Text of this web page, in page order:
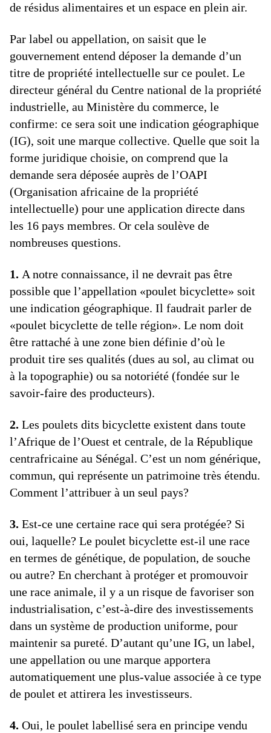
de résidus alimentaires et un espace en plein air.
Par label ou appellation, on saisit que le
gouvernement entend déposer la demande d’un
titre de propriété intellectuelle sur ce poulet. Le
directeur général du Centre national de la propriété
industrielle, au Ministère du commerce, le
confirme: ce sera soit une indication géographique
(IG), soit une marque collective. Quelle que soit la
forme juridique choisie, on comprend que la
demande sera déposée auprès de l’OAPI
(Organisation africaine de la propriété
intellectuelle) pour une application directe dans
les 16 pays membres. Or cela soulève de
nombreuses questions.
1. A notre connaissance, il ne devrait pas être
possible que l’appellation «poulet bicyclette» soit
une indication géographique. Il faudrait parler de
«poulet bicyclette de telle région». Le nom doit
être rattaché à une zone bien définie d’où le
produit tire ses qualités (dues au sol, au climat ou
à la topographie) ou sa notoriété (fondée sur le
savoir-faire des producteurs).
2. Les poulets dits bicyclette existent dans toute
l’Afrique de l’Ouest et centrale, de la République
centrafricaine au Sénégal. C’est un nom générique,
commun, qui représente un patrimoine très étendu.
Comment l’attribuer à un seul pays?
3. Est-ce une certaine race qui sera protégée? Si
oui, laquelle? Le poulet bicyclette est-il une race
en termes de génétique, de population, de souche
ou autre? En cherchant à protéger et promouvoir
une race animale, il y a un risque de favoriser son
industrialisation, c’est-à-dire des investissements
dans un système de production uniforme, pour
maintenir sa pureté. D’autant qu’une IG, un label,
une appellation ou une marque apportera
automatiquement une plus-value associée à ce type
de poulet et attirera les investisseurs.
4. Oui, le poulet labellisé sera en principe vendu